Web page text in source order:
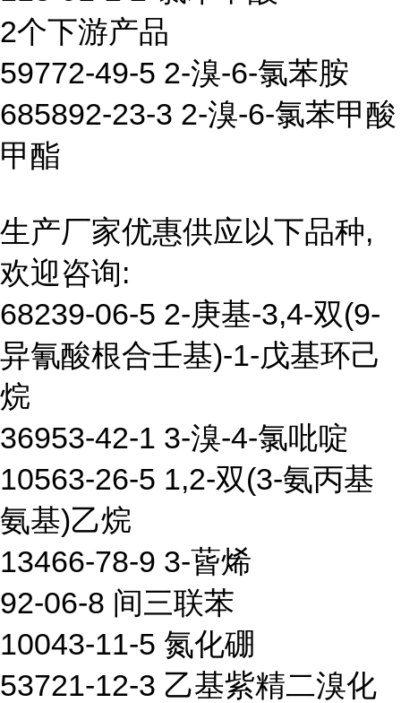
2个下游产品
59772-49-5 2-溴-6-氯苯胺
685892-23-3 2-溴-6-氯苯甲酸
甲酯
生产厂家优惠供应以下品种,
欢迎咨询:
68239-06-5 2-庚基-3,4-双(9-
异氰酸根合壬基)-1-戊基环己
烷
36953-42-1 3-溴-4-氯吡啶
10563-26-5 1,2-双(3-氨丙基
氨基)乙烷
13466-78-9 3-蒈烯
92-06-8 间三联苯
10043-11-5 氮化硼
53721-12-3 乙基紫精二溴化